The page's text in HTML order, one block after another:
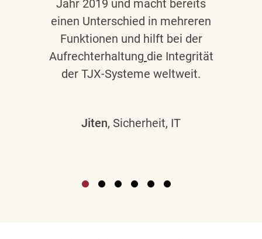
Jahr 2019 und macht bereits
einen Unterschied in mehreren
Funktionen und hilft bei der
Aufrechterhaltung die Integrität
der TJX-Systeme weltweit.
Jiten, Sicherheit, IT